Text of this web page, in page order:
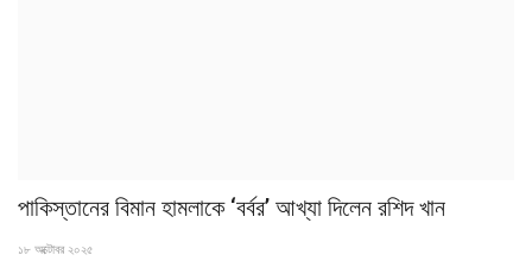
পাকিস্তানের বিমান হামলাকে ‘বর্বর’ আখ্যা দিলেন রশিদ খান
১৮ অক্টোবর ২০২৫